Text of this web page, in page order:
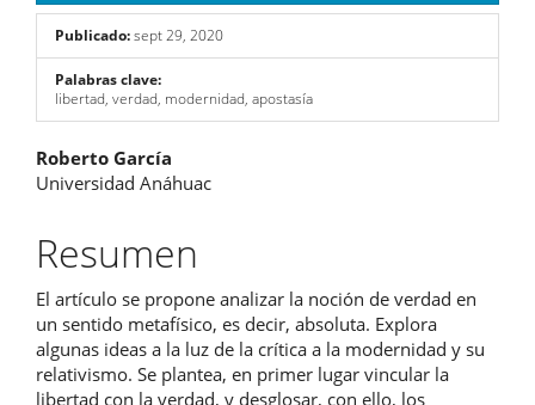
Publicado:sept 29, 2020
Palabras clave:
libertad, verdad, modernidad, apostasía
Contenido
principal
del
artículo
Roberto García
Universidad Anáhuac
Resumen
El artículo se propone analizar la noción de verdad en
un sentido metafísico, es decir, absoluta. Explora
algunas ideas a la luz de la crítica a la modernidad y su
relativismo. Se plantea, en primer lugar vincular la
libertad con la verdad, y desglosar, con ello, los